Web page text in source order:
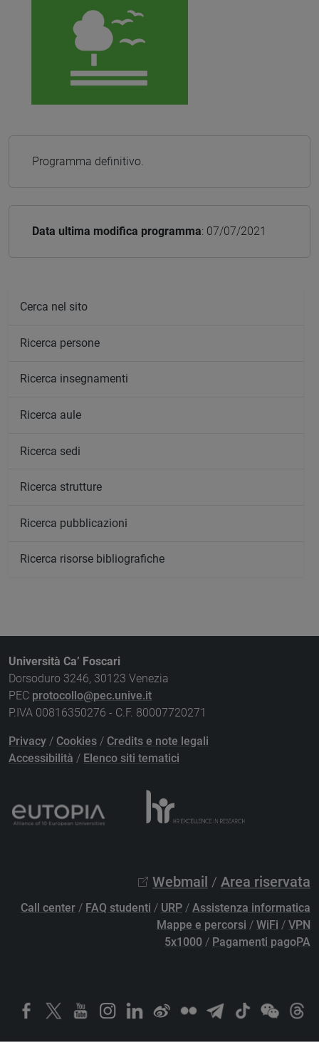
Programma definitivo.
Data ultima modifica programma: 07/07/2021
Cerca nel sito
Ricerca persone
Ricerca insegnamenti
Ricerca aule
Ricerca sedi
Ricerca strutture
Ricerca pubblicazioni
Ricerca risorse bibliografiche
Università Ca’ Foscari
Dorsoduro 3246, 30123 Venezia
PEC protocollo@pec.unive.it
P.IVA 00816350276 - C.F. 80007720271
Privacy / Cookies / Credits e note legali
Accessibilità / Elenco siti tematici
Webmail / Area riservata
Call center / FAQ studenti / URP / Assistenza informatica
Mappe e percorsi / WiFi / VPN
5x1000 / Pagamenti pagoPA